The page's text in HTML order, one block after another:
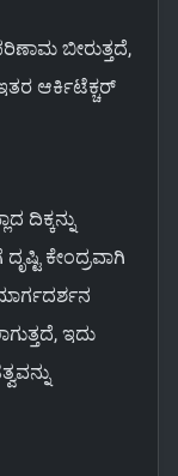
ಬೀರುತ್ತದೆ,
ಆರ್ಕಿಟೆಕ್ಚರ್
ದಿಕ್ಕನ್ನು
ಕೇಂದ್ರವಾಗಿ
ಇದು